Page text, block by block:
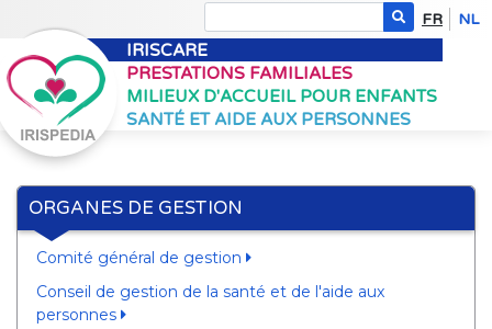
FR NL
IRISCARE
PRESTATIONS FAMILIALES
MILIEUX D'ACCUEIL POUR ENFANTS
SANTÉ ET AIDE AUX PERSONNES
ORGANES DE GESTION
Comité général de gestion
Conseil de gestion de la santé et de l'aide aux
personnes